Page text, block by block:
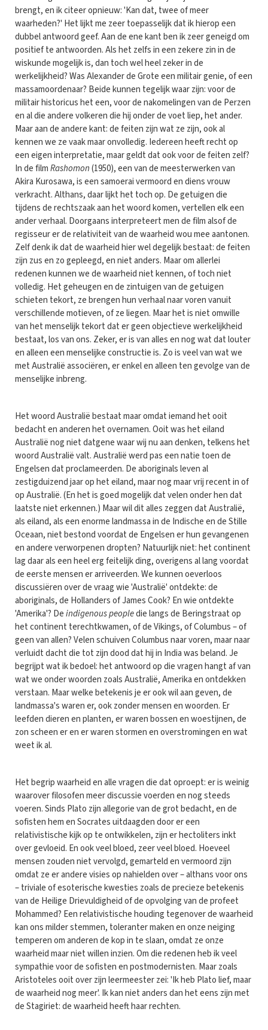
brengt, en ik citeer opnieuw: 'Kan dat, twee of meer
waarheden?' Het lijkt me zeer toepasselijk dat ik hierop een
dubbel antwoord geef. Aan de ene kant ben ik zeer geneigd om
positief te antwoorden. Als het zelfs in een zekere zin in de
wiskunde mogelijk is, dan toch wel heel zeker in de
werkelijkheid? Was Alexander de Grote een militair genie, of een
massamoordenaar? Beide kunnen tegelijk waar zijn: voor de
militair historicus het een, voor de nakomelingen van de Perzen
en al die andere volkeren die hij onder de voet liep, het ander.
Maar aan de andere kant: de feiten zijn wat ze zijn, ook al
kennen we ze vaak maar onvolledig. Iedereen heeft recht op
een eigen interpretatie, maar geldt dat ook voor de feiten zelf?
In de filmRashomon(1950), een van de meesterwerken van
Akira Kurosawa, is een samoerai vermoord en diens vrouw
verkracht. Althans, daar lijkt het toch op. De getuigen die
tijdens de rechtszaak aan het woord komen, vertellen elk een
ander verhaal. Doorgaans interpreteert men de film alsof de
regisseur er de relativiteit van de waarheid wou mee aantonen.
Zelf denk ik dat de waarheid hier wel degelijk bestaat: de feiten
zijn zus en zo gepleegd, en niet anders. Maar om allerlei
redenen kunnen we de waarheid niet kennen, of toch niet
volledig. Het geheugen en de zintuigen van de getuigen
schieten tekort, ze brengen hun verhaal naar voren vanuit
verschillende motieven, of ze liegen. Maar het is niet omwille
van het menselijk tekort dat er geen objectieve werkelijkheid
bestaat, los van ons. Zeker, er is van alles en nog wat dat louter
en alleen een menselijke constructie is. Zo is veel van wat we
met Australië associëren, er enkel en alleen ten gevolge van de
menselijke inbreng.
Het woord Australië bestaat maar omdat iemand het ooit
bedacht en anderen het overnamen. Ooit was het eiland
Australië nog niet datgene waar wij nu aan denken, telkens het
woord Australië valt. Australië werd pas een natie toen de
Engelsen dat proclameerden. De aboriginals leven al
zestigduizend jaar op het eiland, maar nog maar vrij recent in of
op Australië. (En het is goed mogelijk dat velen onder hen dat
laatste niet erkennen.) Maar wil dit alles zeggen dat Australië,
als eiland, als een enorme landmassa in de Indische en de Stille
Oceaan, niet bestond voordat de Engelsen er hun gevangenen
en andere verworpenen dropten? Natuurlijk niet: het continent
lag daar als een heel erg feitelijk ding, overigens al lang voordat
de eerste mensen er arriveerden. We kunnen oeverloos
discussiëren over de vraag wie 'Australië' ontdekte: de
aboriginals, de Hollanders of James Cook? En wie ontdekte
'Amerika'? Deindigenous peopledie langs de Beringstraat op
het continent terechtkwamen, of de Vikings, of Columbus – of
geen van allen? Velen schuiven Columbus naar voren, maar naar
verluidt dacht die tot zijn dood dat hij in India was beland. Je
begrijpt wat ik bedoel: het antwoord op die vragen hangt af van
wat we onder woorden zoals Australië, Amerika en ontdekken
verstaan. Maar welke betekenis je er ook wil aan geven, de
landmassa's waren er, ook zonder mensen en woorden. Er
leefden dieren en planten, er waren bossen en woestijnen, de
zon scheen er en er waren stormen en overstromingen en wat
weet ik al.
Het begrip waarheid en alle vragen die dat oproept: er is weinig
waarover filosofen meer discussie voerden en nog steeds
voeren. Sinds Plato zijn allegorie van de grot bedacht, en de
sofisten hem en Socrates uitdaagden door er een
relativistische kijk op te ontwikkelen, zijn er hectoliters inkt
over gevloeid. En ook veel bloed, zeer veel bloed. Hoeveel
mensen zouden niet vervolgd, gemarteld en vermoord zijn
omdat ze er andere visies op nahielden over – althans voor ons
– triviale of esoterische kwesties zoals de precieze betekenis
van de Heilige Drievuldigheid of de opvolging van de profeet
Mohammed? Een relativistische houding tegenover de waarheid
kan ons milder stemmen, toleranter maken en onze neiging
temperen om anderen de kop in te slaan, omdat ze onze
waarheid maar niet willen inzien. Om die redenen heb ik veel
sympathie voor de sofisten en postmodernisten. Maar zoals
Aristoteles ooit over zijn leermeester zei: 'Ik heb Plato lief, maar
de waarheid nog meer'. Ik kan niet anders dan het eens zijn met
de Stagiriet: de waarheid heeft haar rechten.